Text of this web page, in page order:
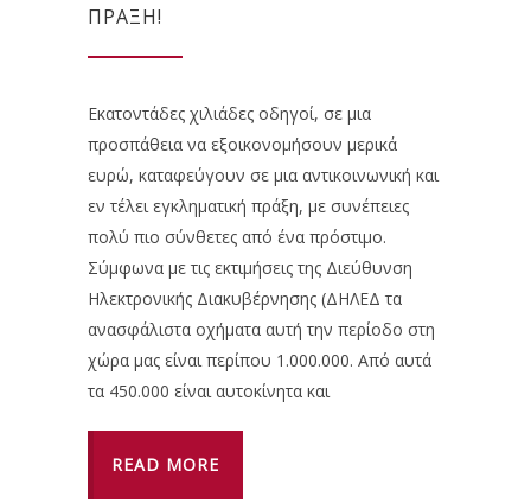
ΠΡΆΞΗ!
Εκατοντάδες χιλιάδες οδηγοί, σε μια
προσπάθεια να εξοικονομήσουν μερικά
ευρώ, καταφεύγουν σε μια αντικοινωνική και
εν τέλει εγκληματική πράξη, με συνέπειες
πολύ πιο σύνθετες από ένα πρόστιμο.
Σύμφωνα με τις εκτιμήσεις της Διεύθυνση
Ηλεκτρονικής Διακυβέρνησης (ΔΗΛΕΔ τα
ανασφάλιστα οχήματα αυτή την περίοδο στη
χώρα μας είναι περίπου 1.000.000. Από αυτά
τα 450.000 είναι αυτοκίνητα και
READ MORE